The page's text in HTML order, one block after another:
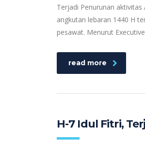
Terjadi Penurunan
angkutan lebaran 1440 H
pesawat. Menurut
read more
H-7 Idul Fitri,